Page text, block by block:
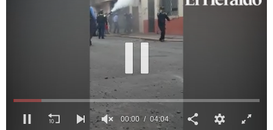
00:02 04:04